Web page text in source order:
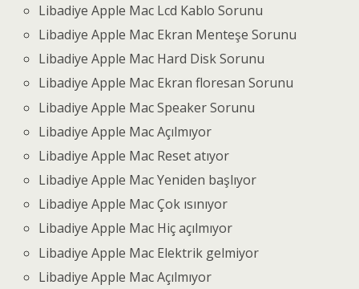
Libadiye Apple Mac Lcd Kablo Sorunu
Libadiye Apple Mac Ekran Menteşe Sorunu
Libadiye Apple Mac Hard Disk Sorunu
Libadiye Apple Mac Ekran floresan Sorunu
Libadiye Apple Mac Speaker Sorunu
Libadiye Apple Mac Açılmıyor
Libadiye Apple Mac Reset atıyor
Libadiye Apple Mac Yeniden başlıyor
Libadiye Apple Mac Çok ısınıyor
Libadiye Apple Mac Hiç açılmıyor
Libadiye Apple Mac Elektrik gelmiyor
Libadiye Apple Mac Açılmıyor